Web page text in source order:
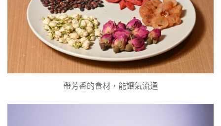
帶芳香的食材，能讓氣流通